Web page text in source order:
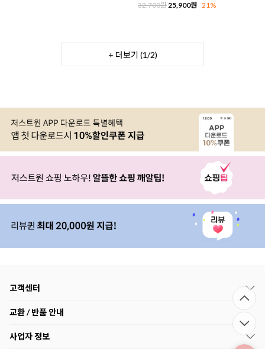
32,700원25,900원 21%
+ 더보기 (1/2)
고객센터
교환 / 반품 안내
사업자 정보